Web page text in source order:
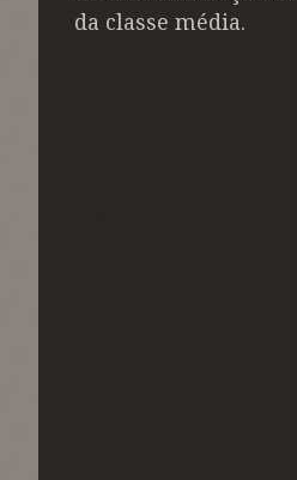
da classe média.